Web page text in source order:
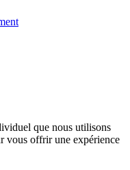
que nous utilisons
vous offrir une expérience